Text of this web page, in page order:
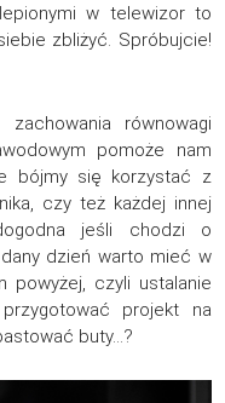
w telewizor to
zbliżyć. Spróbujcie!
równowagi
pomoże nam
bójmy się korzystać z
czy też każdej innej
jeśli chodzi o
dzień warto mieć w
powyżej, czyli ustalanie
projekt na
buty…?